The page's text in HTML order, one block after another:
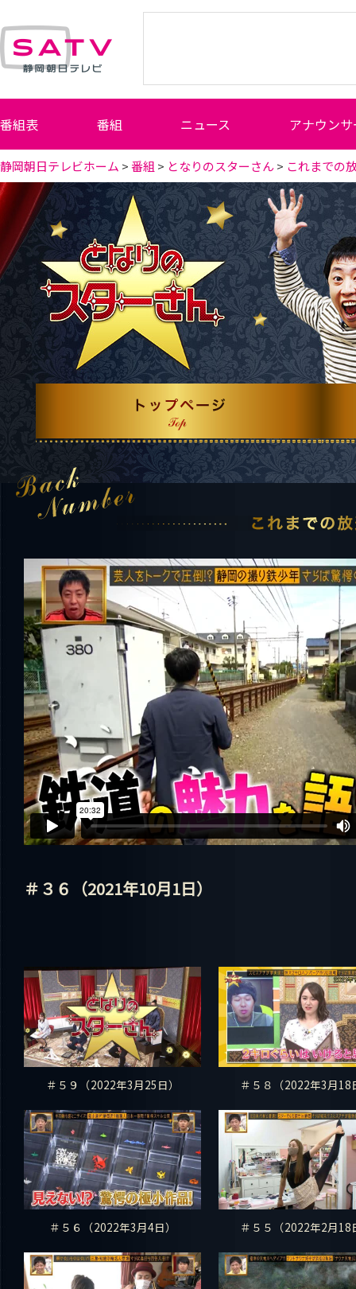
番組表 番組 ニュース アナウン
静岡朝日テレビホーム >番組 > となりのスターさん> これまでの
＃３６（2021年10月1日）
＃５９（2022年3月25日） ＃５８（2022年3月18
＃５６（2022年3月4日） ＃５５（2022年2月18